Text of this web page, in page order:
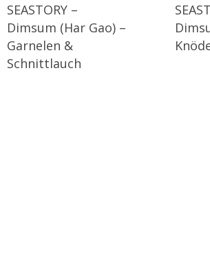
SEASTORY –
Dimsum (Har Gao) –
Garnelen &
Schnittlauch